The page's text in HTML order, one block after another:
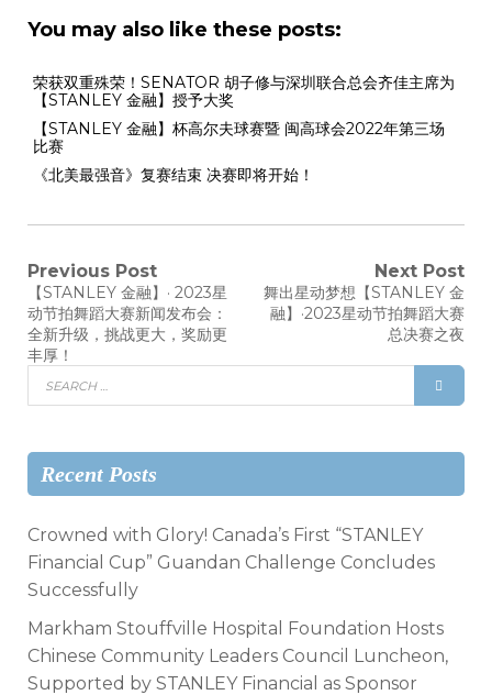
You may also like these posts:
荣获双重殊荣！SENATOR 胡子修与深圳联合总会齐佳主席为
【STANLEY 金融】授予大奖
【STANLEY 金融】杯高尔夫球赛暨 闽高球会2022年第三场
比赛
《北美最强音》复赛结束 决赛即将开始！
Previous Post
【STANLEY 金融】· 2023星
动节拍舞蹈大赛新闻发布会：
全新升级，挑战更大，奖励更
丰厚！
Next Post
舞出星动梦想【STANLEY 金
融】·2023星动节拍舞蹈大赛
总决赛之夜
Recent Posts
Crowned with Glory! Canada’s First “STANLEY
Financial Cup” Guandan Challenge Concludes
Successfully
Markham Stouffville Hospital Foundation Hosts
Chinese Community Leaders Council Luncheon,
Supported by STANLEY Financial as Sponsor